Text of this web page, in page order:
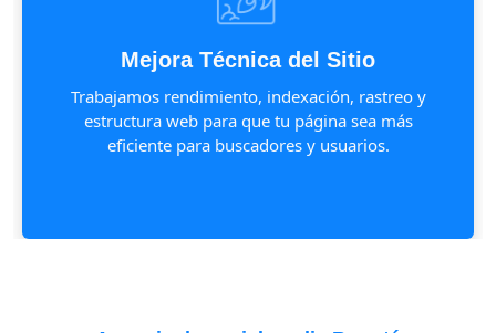
Mejora Técnica del Sitio
Trabajamos rendimiento, indexación, rastreo y
estructura web para que tu página sea más
eficiente para buscadores y usuarios.